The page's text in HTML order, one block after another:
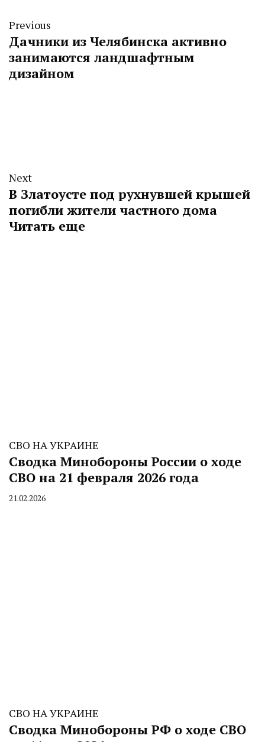
Previous
Дачники из Челябинска активно
занимаются ландшафтным
дизайном
Next
В Златоусте под рухнувшей крышей
погибли жители частного дома
Читать еще
СВО НА УКРАИНЕ
Сводка Минобороны России о ходе
СВО на 21 февраля 2026 года
By
21.02.2026
СВО НА УКРАИНЕ
Сводка Минобороны РФ о ходе СВО